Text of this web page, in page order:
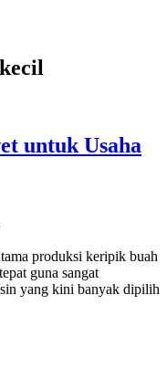
untuk Usaha
produksi keripik buah
guna sangat
yang kini banyak dipilih